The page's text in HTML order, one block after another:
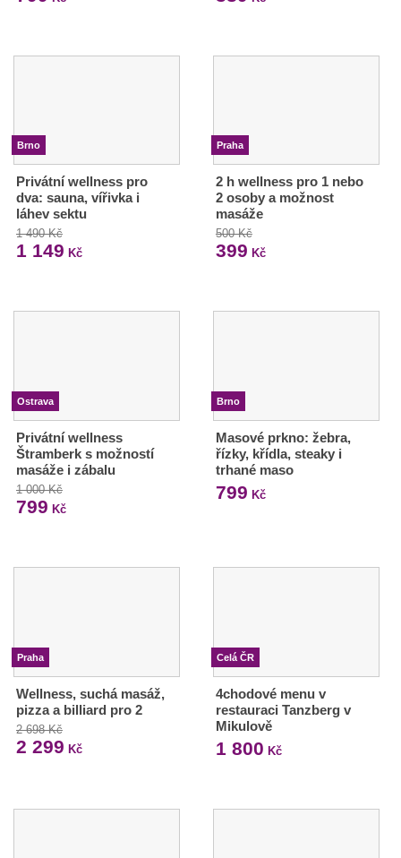
Brno
Privátní wellness pro
dva: sauna, vířivka i
láhev sektu
1 490 Kč
1 149 Kč
Praha
2 h wellness pro 1 nebo
2 osoby a možnost
masáže
500 Kč
399 Kč
Ostrava
Privátní wellness
Štramberk s možností
masáže i zábalu
1 000 Kč
799 Kč
Brno
Masové prkno: žebra,
řízky, křídla, steaky i
trhané maso
799 Kč
Praha
Wellness, suchá masáž,
pizza a billiard pro 2
2 698 Kč
2 299 Kč
Celá ČR
4chodové menu v
restauraci Tanzberg v
Mikulově
1 800 Kč